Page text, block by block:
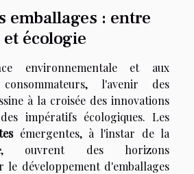
emballages : entre
écologie
environnementale et aux
l'avenir des
à la croisée des innovations
impératifs écologiques. Les
émergentes, à l'instar de la
, ouvrent des horizons
le développement d'emballages